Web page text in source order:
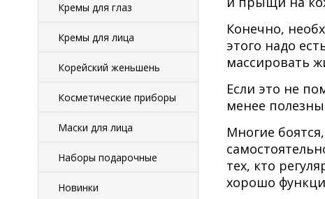
Кремы для глаз
Кремы для лица
Корейский женьшень
Косметические приборы
Маски для лица
Наборы подарочные
Новинки
Конечно,
этого надо
массировать
Если это не
менее
Многие
тех, кто
хорошо